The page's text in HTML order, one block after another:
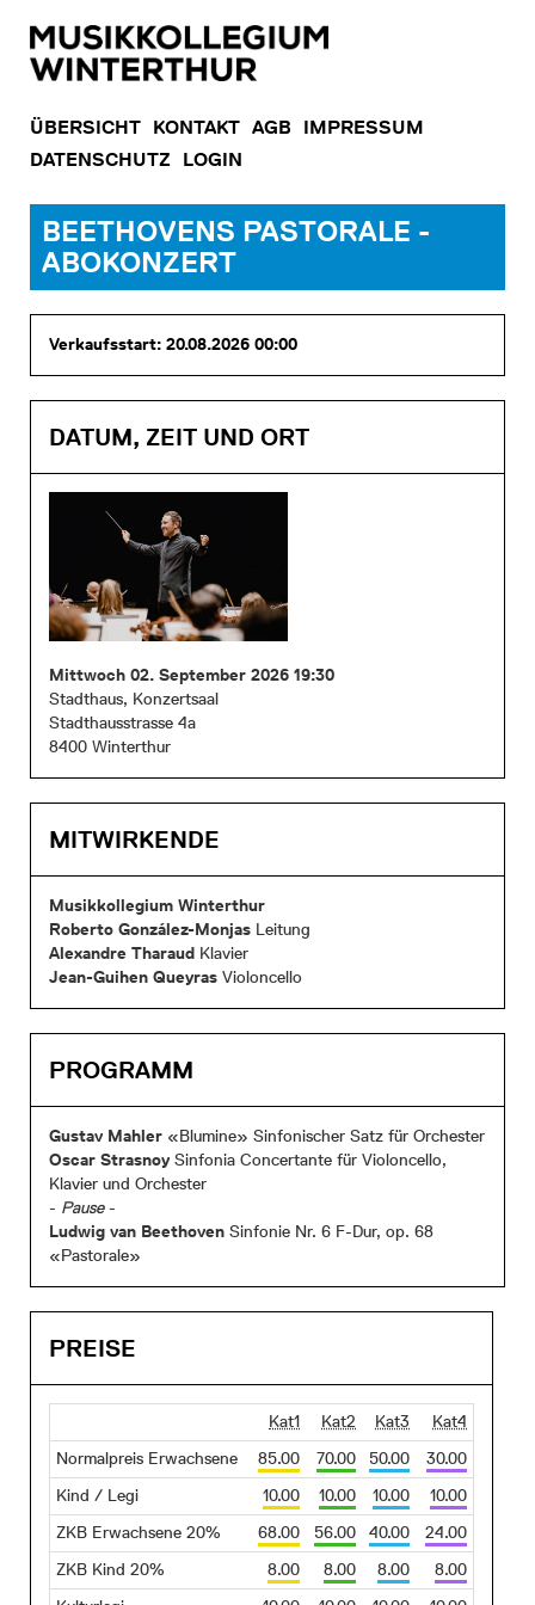
ÜBERSICHT KONTAKT AGB
IMPRESSUM
DATENSCHUTZ LOGIN
BEETHOVENS PASTORALE -
ABOKONZERT
Verkaufsstart: 20.08.2026 00:00
DATUM, ZEIT UND ORT
Mittwoch 02. September 2026 19:30
Stadthaus, Konzertsaal
Stadthausstrasse 4a
8400 Winterthur
PROGRAMM
Gustav Mahler «Blumine» Sinfonischer Satz für Orchester
Oscar Strasnoy Sinfonia Concertante für Violoncello,
Klavier und Orchester
- Pause-
Ludwig van Beethoven Sinfonie Nr. 6 F-Dur, op. 68
«Pastorale»
MITWIRKENDE
Musikkollegium Winterthur
Roberto González-Monjas Leitung
Alexandre Tharaud Klavier
Jean-Guihen Queyras Violoncello
PREISE
Kat1 Kat2 Kat3
Kat4
Normalpreis Erwachsene
85.00 70.00 50.00
30.00
Kind / Legi
10.00 10.00 10.00
10.00
ZKB Erwachsene 20%
68.00 56.00 40.00
24.00
ZKB Kind 20%
8.00 8.00 8.00
8.00